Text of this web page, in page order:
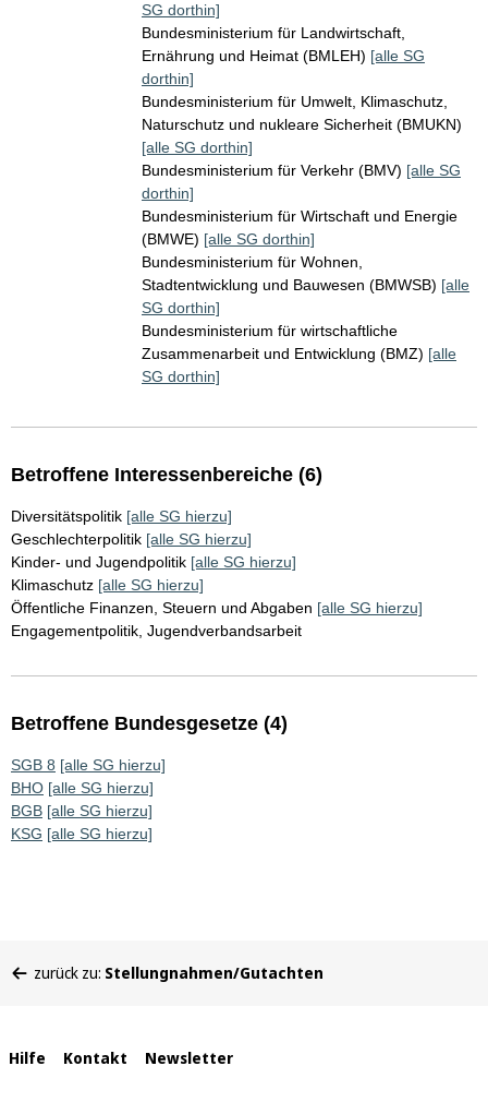
SG dorthin]
Bundesministerium für Landwirtschaft,
Ernährung und Heimat (BMLEH) [alle SG
dorthin]
Bundesministerium für Umwelt, Klimaschutz,
Naturschutz und nukleare Sicherheit (BMUKN)
[alle SG dorthin]
Bundesministerium für Verkehr (BMV) [alle SG
dorthin]
Bundesministerium für Wirtschaft und Energie
(BMWE) [alle SG dorthin]
Bundesministerium für Wohnen,
Stadtentwicklung und Bauwesen (BMWSB) [alle
SG dorthin]
Bundesministerium für wirtschaftliche
Zusammenarbeit und Entwicklung (BMZ) [alle
SG dorthin]
Betroffene Interessenbereiche (6)
Diversitätspolitik [alle SG hierzu]
Geschlechterpolitik [alle SG hierzu]
Kinder- und Jugendpolitik [alle SG hierzu]
Klimaschutz [alle SG hierzu]
Öffentliche Finanzen, Steuern und Abgaben [alle SG hierzu]
Engagementpolitik, Jugendverbandsarbeit
Betroffene Bundesgesetze (4)
SGB 8 [alle SG hierzu]
BHO [alle SG hierzu]
BGB [alle SG hierzu]
KSG [alle SG hierzu]
befinden
zurück zu: Stellungnahmen/Gutachten
Interne
Hilfe Kontakt Newsletter